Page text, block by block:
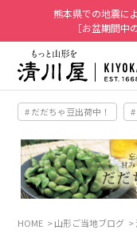
熊本県での地震に
［お盆期間中
# だだちゃ豆出荷中！
HOME 山形ご当地ブログ